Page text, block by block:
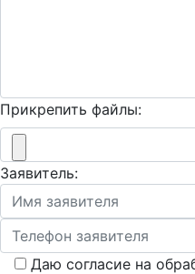
Прикрепить файлы:
Заявитель:
Даю согласие на